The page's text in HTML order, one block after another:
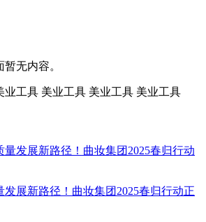
无内容。
业工具 美业工具 美业工具 美业工具
发展新路径！曲妆集团2025春归行动正